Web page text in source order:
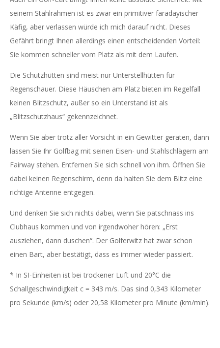
seinem Stahlrahmen ist es zwar ein primitiver faradayischer
Käfig, aber verlassen würde ich mich darauf nicht. Dieses
Gefährt bringt Ihnen allerdings einen entscheidenden Vorteil:
Sie kommen schneller vom Platz als mit dem Laufen.
Die Schutzhütten sind meist nur Unterstellhütten für
Regenschauer. Diese Häuschen am Platz bieten im Regelfall
keinen Blitzschutz, außer so ein Unterstand ist als
„Blitzschutzhaus“ gekennzeichnet.
Wenn Sie aber trotz aller Vorsicht in ein Gewitter geraten, dann
lassen Sie Ihr Golfbag mit seinen Eisen- und Stahlschlägern am
Fairway stehen. Entfernen Sie sich schnell von ihm. Öffnen Sie
dabei keinen Regenschirm, denn da halten Sie dem Blitz eine
richtige Antenne entgegen.
Und denken Sie sich nichts dabei, wenn Sie patschnass ins
Clubhaus kommen und von irgendwoher hören: „Erst
ausziehen, dann duschen“. Der Golferwitz hat zwar schon
einen Bart, aber bestätigt, dass es immer wieder passiert.
* In SI-Einheiten ist bei trockener Luft und 20°C die
Schallgeschwindigkeit c = 343 m/s. Das sind 0,343 Kilometer
pro Sekunde (km/s) oder 20,58 Kilometer pro Minute (km/min).